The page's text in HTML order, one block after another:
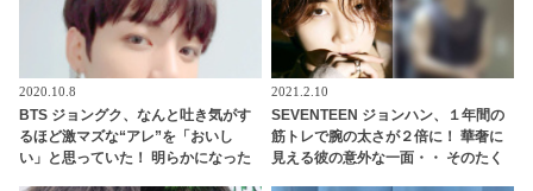
2020.10.8
BTS ジョングク、なんと吐き気がす
るほど激マズな“アレ”を「おいし
い」と思っていた！ 明らかになった
2021.2.10
SEVENTEEN ジョンハン、１年間の
筋トレで腕の太さが２倍に！ 華奢に
見える彼の意外な一面・・ そのたく